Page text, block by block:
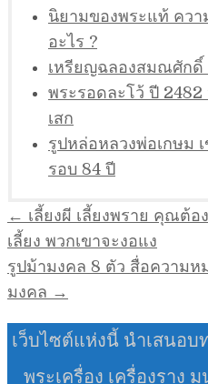
นิยามของพระแท้ คว
อะไร ?
เหรียญฉลองสมณศักดิ์
พระรอดละโว้ ปี
เสก
รูปหล่อหลวงพ่อเกษม
รอบ 84 ปี
แนะแนว
เรื่อง
← เลี้ยงผี เลี้ยงพราย คุณต้อ
เลี้ยง พวกเขาจะงอแง
รูปม้ามงคล 8 ตัว สื่อความห
มงคล →
เว็บไซต์แห่งนี้ นำเสนอบ
พระเครื่อง เครื่องราง